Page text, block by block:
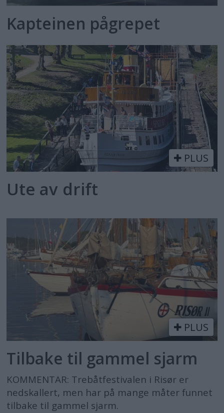
Kapteinen pågrepet
PLUS
Ute av drift
PLUS
Tilbake til gammel sjarm
KOMMENTAR: Trebåtfestivalen i Risør er
nedskallert, men har på mange måter funnet
tilbake til gammel sjarm.